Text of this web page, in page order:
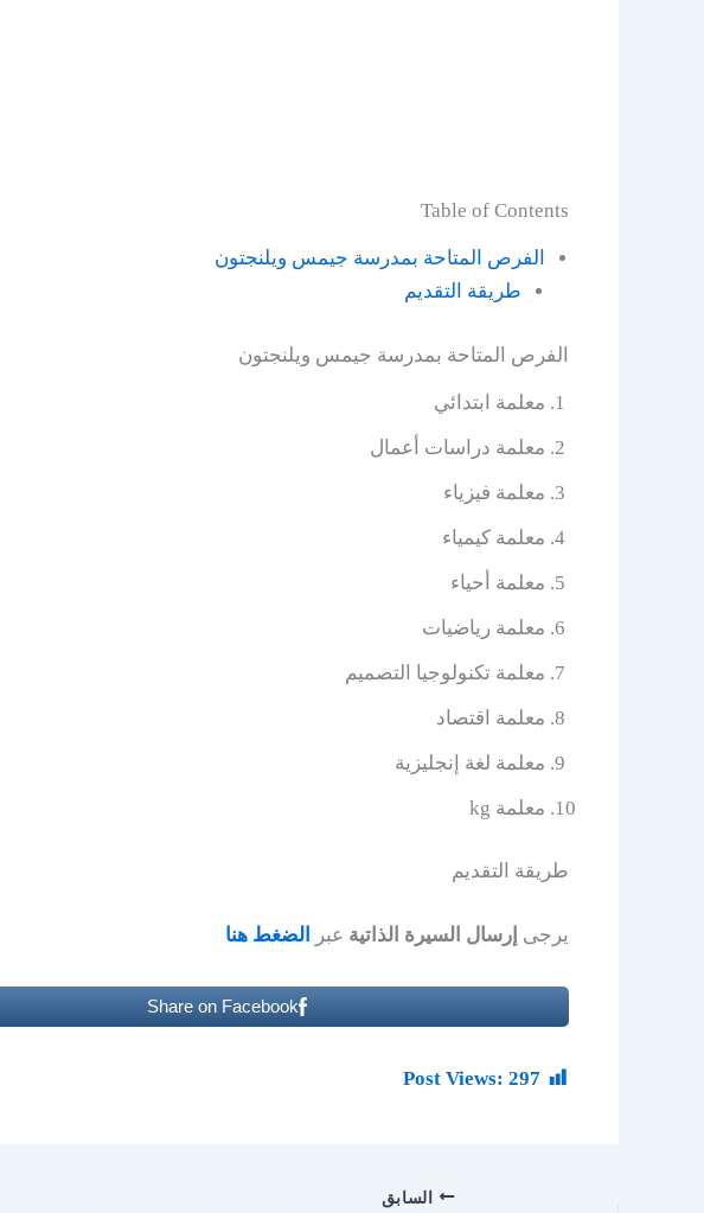
Table of Contents
الفرص المتاحة بمدرسة جيمس ويلنجتون
طريقة التقديم
الفرص المتاحة بمدرسة جيمس ويلنجتون
معلمة ابتدائي
معلمة دراسات أعمال
معلمة فيزياء
معلمة كيمياء
معلمة أحياء
معلمة رياضيات
معلمة تكنولوجيا التصميم
معلمة اقتصاد
معلمة لغة إنجليزية
معلمة kg
طريقة التقديم
يرجى إرسال السيرة الذاتية عبر الضغط هنا
Share on Facebook
Post Views: 297
السابق